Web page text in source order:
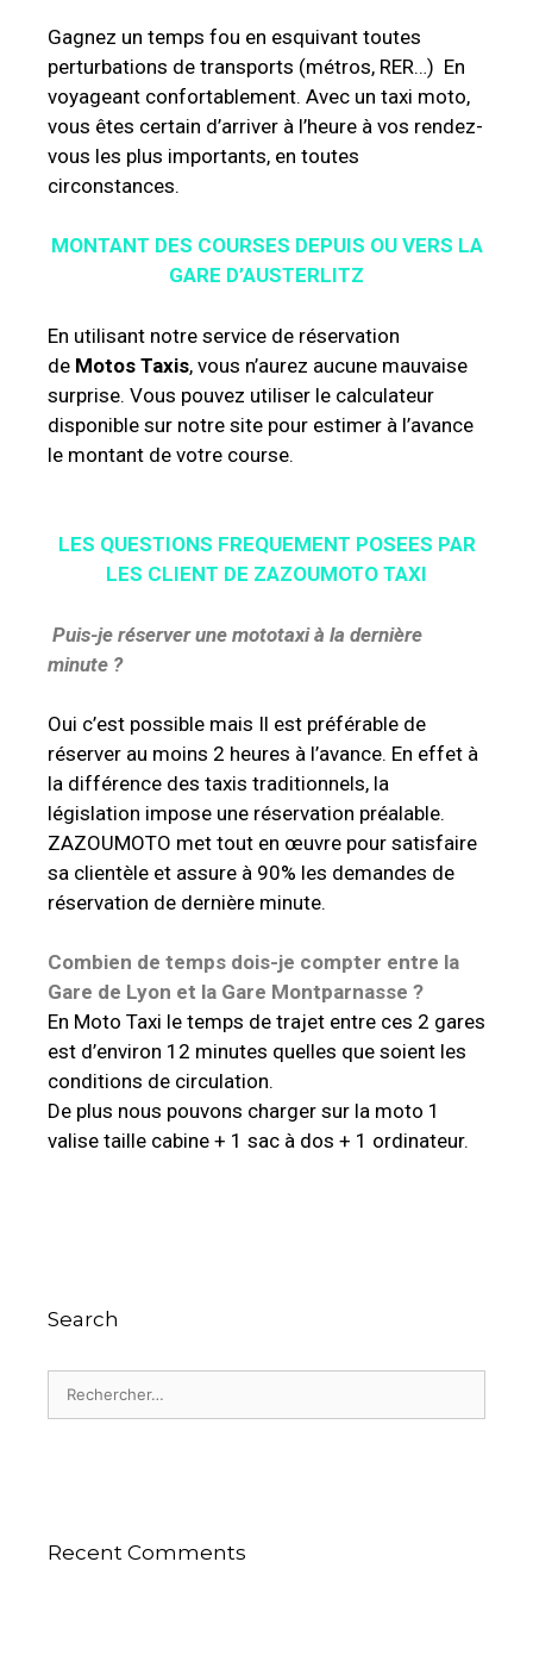
Gagnez un temps fou en esquivant toutes
perturbations de transports (métros, RER…) En
voyageant confortablement. Avec un taxi moto,
vous êtes certain d’arriver à l’heure à vos rendez-
vous les plus importants, en toutes
circonstances.
MONTANT DES COURSES DEPUIS OU VERS LA
GARE D’AUSTERLITZ
En utilisant notre service de réservation
de Motos Taxis, vous n’aurez aucune mauvaise
surprise. Vous pouvez utiliser le calculateur
disponible sur notre site pour estimer à l’avance
le montant de votre course.
LES QUESTIONS FREQUEMENT POSEES PAR
LES CLIENT DE ZAZOUMOTO TAXI
Puis-je réserver une mototaxi à la dernière
minute ?
Oui c’est possible mais Il est préférable de
réserver au moins 2 heures à l’avance. En effet à
la différence des taxis traditionnels, la
législation impose une réservation préalable.
ZAZOUMOTO met tout en œuvre pour satisfaire
sa clientèle et assure à 90% les demandes de
réservation de dernière minute.
Combien de temps dois-je compter entre la
Gare de Lyon et la Gare Montparnasse ?
En Moto Taxi le temps de trajet entre ces 2 gares
est d’environ 12 minutes quelles que soient les
conditions de circulation.
De plus nous pouvons charger sur la moto 1
valise taille cabine + 1 sac à dos + 1 ordinateur.
Search
Recent Comments